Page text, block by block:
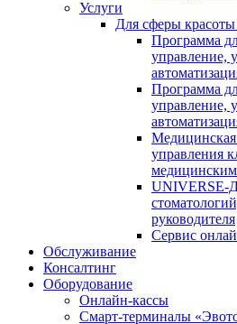
Услуги
Для сферы красоты
Программа
управление,
Программа
управление,
Медицинская
управления
UNIVERSE-
руководителя
Сервис
Обслуживание
Консалтинг
Оборудование
Онлайн-кассы
Смарт-терминалы